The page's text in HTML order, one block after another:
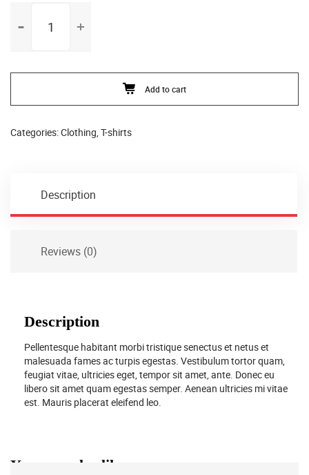
Ninja
Add to cart
Categories:Clothing, T-shirts
Description
Reviews (0)
Description
Pellentesque habitant morbi tristique senectus et netus et
malesuada fames ac turpis egestas. Vestibulum tortor quam,
feugiat vitae, ultricies eget, tempor sit amet, ante. Donec eu
libero sit amet quam egestas semper. Aenean ultricies mi vitae
est. Mauris placerat eleifend leo.
You may also like…